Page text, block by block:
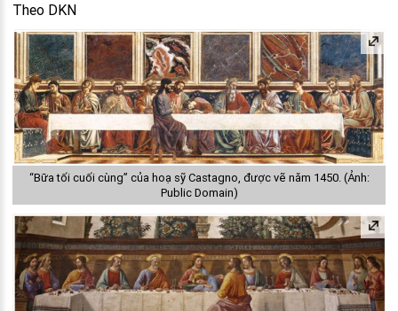
Theo DKN
“Bữa tối cuối cùng” của hoạ sỹ Castagno, được vẽ năm 1450. (Ảnh:
Public Domain)